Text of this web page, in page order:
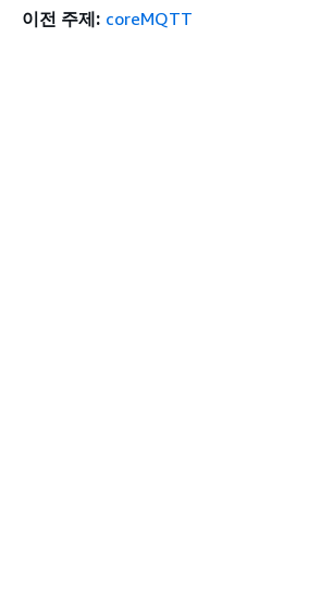
이전 주제: coreMQTT